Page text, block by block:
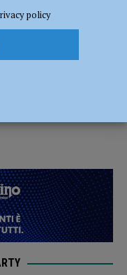
dopo la visita
Comune
policy